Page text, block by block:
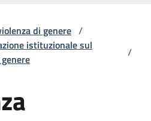
di genere /
istituzionale sul
/